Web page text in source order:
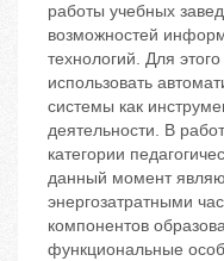
работы учебных
возможностей
технологий. Для
использовать
системы как
деятельности. В
категории
данный момент
энергозатратными
компонентов
функциональные